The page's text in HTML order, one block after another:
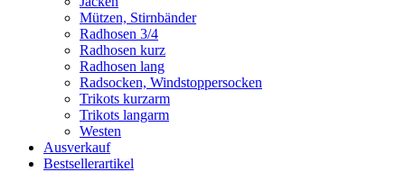
Mützen, Stirnbänder
Radhosen 3/4
Radhosen kurz
Radhosen lang
Radsocken, Windstoppersocken
Trikots kurzarm
Trikots langarm
Westen
Ausverkauf
Bestsellerartikel